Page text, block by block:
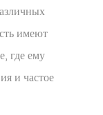
имеют
где ему
и частое